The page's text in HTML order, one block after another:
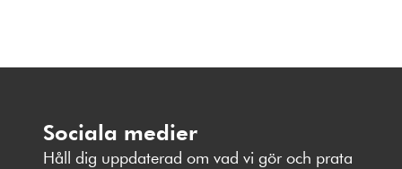
Sociala medier
Håll dig uppdaterad om vad vi gör och prata